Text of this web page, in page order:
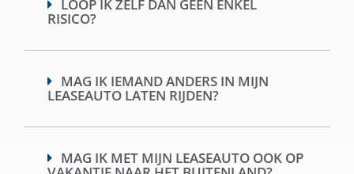
LOOP IK ZELF DAN GEEN ENKEL
RISICO?
MAG IK IEMAND ANDERS IN MIJN
LEASEAUTO LATEN RIJDEN?
MAG IK MET MIJN LEASEAUTO OOK OP